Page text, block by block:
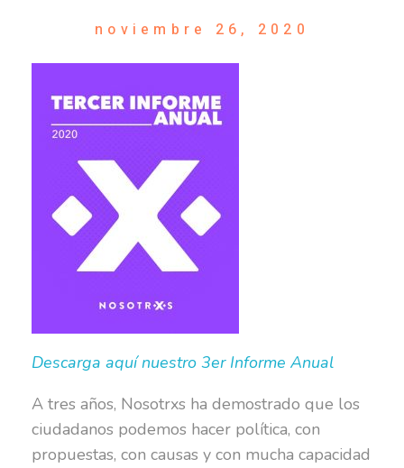
noviembre 26, 2020
Descarga aquí nuestro 3er Informe Anual
A tres años, Nosotrxs ha demostrado que los
ciudadanos podemos hacer política, con
propuestas, con causas y con mucha capacidad